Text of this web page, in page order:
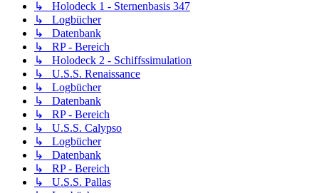
↳ Holodeck 1 - Sternenbasis 347
↳ Logbücher
↳ Datenbank
↳ RP - Bereich
↳ Holodeck 2 - Schiffssimulation
↳ U.S.S. Renaissance
↳ Logbücher
↳ Datenbank
↳ RP - Bereich
↳ U.S.S. Calypso
↳ Logbücher
↳ Datenbank
↳ RP - Bereich
↳ U.S.S. Pallas